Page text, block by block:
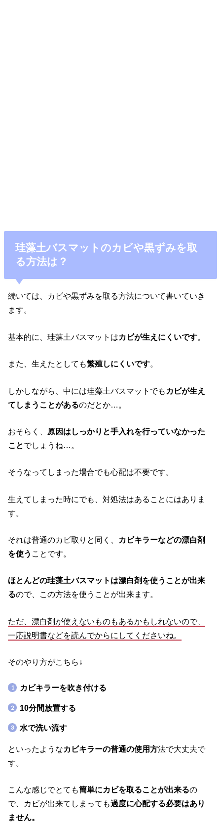
珪藻土バスマットのカビや黒ずみを取
る方法は？
続いては、カビや黒ずみを取る方法について書いていき
ます。
基本的に、珪藻土バスマットはカビが生えにくいです。
また、生えたとしても繁殖しにくいです。
しかしながら、中には珪藻土バスマットでも カビが生え
てしまうことがあるのだとか…。
おそらく、 原因はしっかりと手入れを行っていなかった
ことでしょうね…。
そうなってしまった場合でも心配は不要です。
生えてしまった時にでも、対処法はあることにはありま
す。
それは普通のカビ取りと同く、 カビキラーなどの漂白剤
を使う ことです。
ほとんどの珪藻土バスマットは漂白剤を使うことが出来
るので、この方法を使うことが出来ます。
ただ、漂白剤が使えないものもあるかもしれないので、
一応説明書などを読んでからにしてくださいね。
そのやり方がこちら↓
カビキラーを吹き付ける
10分間放置する
水で洗い流す
といったようなカビキラーの普通の使用方法で大丈夫で
す。
こんな感じでとても簡単にカビを取ることが出来るの
で、カビが出来てしまっても過度に心配する必要はあり
ません。